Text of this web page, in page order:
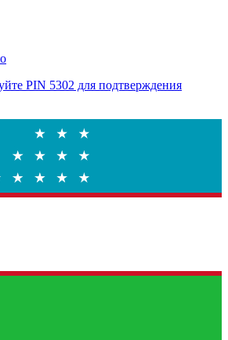
PIN 5302 для подтверждения